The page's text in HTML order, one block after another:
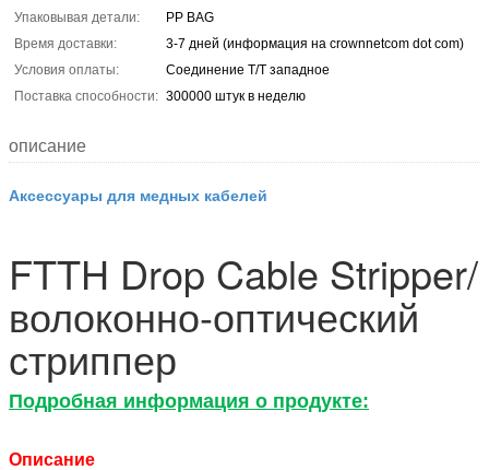
Упаковывая детали:
PP BAG
Время доставки:
3-7 дней (информация на crownnetcom dot com)
Условия оплаты:
Соединение T/T западное
Поставка способности: 300000 штук в неделю
описание
Аксессуары для медных кабелей
FTTH Drop Cable Stripper/
волоконно-оптический
стриппер
Подробная информация о продукте:
Описание